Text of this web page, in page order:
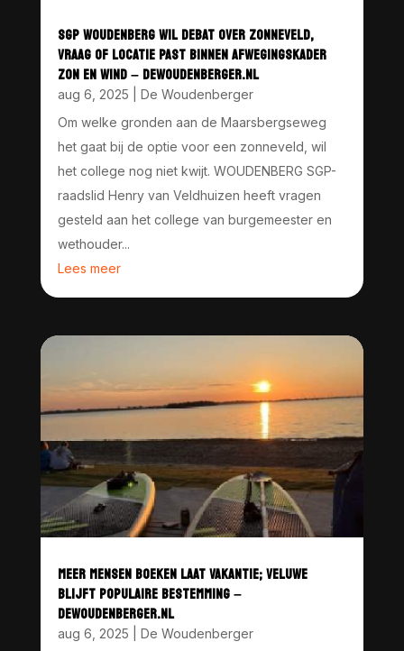
SGP WOUDENBERG WIL DEBAT OVER ZONNEVELD,
VRAAG OF LOCATIE PAST BINNEN AFWEGINGSKADER
ZON EN WIND – DEWOUDENBERGER.NL
aug 6, 2025
De Woudenberger
Om welke gronden aan de Maarsbergseweg
het gaat bij de optie voor een zonneveld, wil
het college nog niet kwijt. WOUDENBERG SGP-
raadslid Henry van Veldhuizen heeft vragen
gesteld aan het college van burgemeester en
wethouder...
Lees meer
MEER MENSEN BOEKEN LAAT VAKANTIE; VELUWE
BLIJFT POPULAIRE BESTEMMING –
DEWOUDENBERGER.NL
aug 6, 2025
De Woudenberger